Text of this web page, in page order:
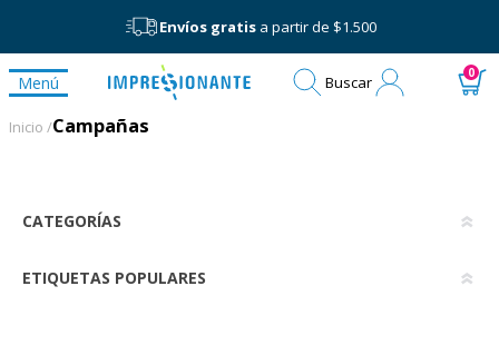
Envíos gratisa partir de $1.500
Menú Buscar 0
Campañas
Inicio /Campañas
CATEGORÍAS
ETIQUETAS POPULARES